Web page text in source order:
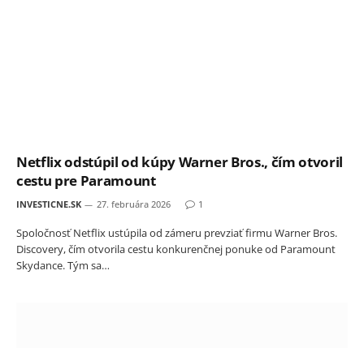
Netflix odstúpil od kúpy Warner Bros., čím otvoril
cestu pre Paramount
INVESTICNE.SK 27. februára 2026 1
Spoločnosť Netflix ustúpila od zámeru prevziať firmu Warner Bros.
Discovery, čím otvorila cestu konkurenčnej ponuke od Paramount
Skydance. Tým sa…